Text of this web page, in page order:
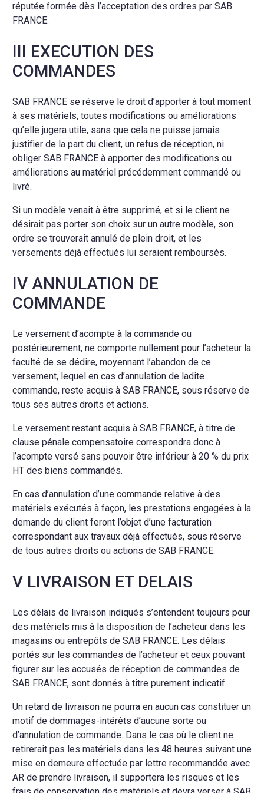
réputée formée dès l’acceptation des ordres par SAB
FRANCE.
III EXECUTION DES
COMMANDES
SAB FRANCE se réserve le droit d’apporter à tout moment
à ses matériels, toutes modifications ou améliorations
qu’elle jugera utile, sans que cela ne puisse jamais
justifier de la part du client, un refus de réception, ni
obliger SAB FRANCE à apporter des modifications ou
améliorations au matériel précédemment commandé ou
livré.
Si un modèle venait à être supprimé, et si le client ne
désirait pas porter son choix sur un autre modèle, son
ordre se trouverait annulé de plein droit, et les
versements déjà effectués lui seraient remboursés.
IV ANNULATION DE
COMMANDE
Le versement d’acompte à la commande ou
postérieurement, ne comporte nullement pour l’acheteur la
faculté de se dédire, moyennant l’abandon de ce
versement, lequel en cas d’annulation de ladite
commande, reste acquis à SAB FRANCE, sous réserve de
tous ses autres droits et actions.
Le versement restant acquis à SAB FRANCE, à titre de
clause pénale compensatoire correspondra donc à
l’acompte versé sans pouvoir être inférieur à 20 % du prix
HT des biens commandés.
En cas d’annulation d’une commande relative à des
matériels exécutés à façon, les prestations engagées à la
demande du client feront l’objet d’une facturation
correspondant aux travaux déjà effectués, sous réserve
de tous autres droits ou actions de SAB FRANCE.
V LIVRAISON ET DELAIS
Les délais de livraison indiqués s’entendent toujours pour
des matériels mis à la disposition de l’acheteur dans les
magasins ou entrepôts de SAB FRANCE. Les délais
portés sur les commandes de l’acheteur et ceux pouvant
figurer sur les accusés de réception de commandes de
SAB FRANCE, sont donnés à titre purement indicatif.
Un retard de livraison ne pourra en aucun cas constituer un
motif de dommages-intérêts d’aucune sorte ou
d’annulation de commande. Dans le cas où le client ne
retirerait pas les matériels dans les 48 heures suivant une
mise en demeure effectuée par lettre recommandée avec
AR de prendre livraison, il supportera les risques et les